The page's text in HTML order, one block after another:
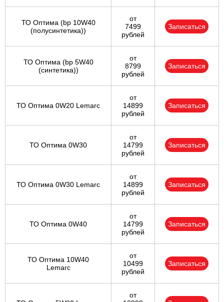
ТО Оптима (bp 10W40
(полусинтетика))
от
7499
рублей
Записаться
ТО Оптима (bp 5W40
(синтетика))
от
8799
рублей
Записаться
ТО Оптима 0W20 Lemarc
от
14899
рублей
Записаться
ТО Оптима 0W30
от
14799
рублей
Записаться
ТО Оптима 0W30 Lemarc
от
14899
рублей
Записаться
ТО Оптима 0W40
от
14799
рублей
Записаться
ТО Оптима 10W40
Lemarc
от
10499
рублей
Записаться
от